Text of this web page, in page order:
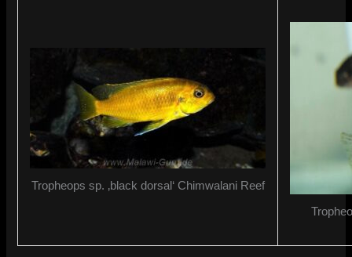
Tropheops sp. ‚black dorsal‘ Chimwalani Reef